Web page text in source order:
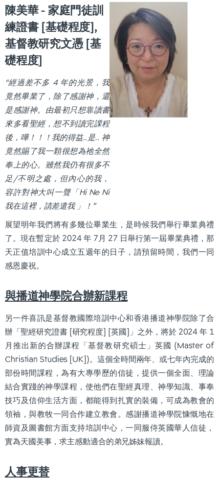
陳美華 - 家庭門徒訓
練證書 [基礎程度],
基督教研究文憑 [基
礎程度]
“經過差不多 4 年的光景，我
竟然畢業了，除了感謝神，還
是感謝神。由最初只想靠讀書
來多看聖經，想不到讀完課程
後，嘩！！！我的得益‥是‥ 神
竟然賜了我一顆很想為祂全然
奉上的心。雖然我仍有很多不
足/不明之處，但內心的我，
容許對神大叫一聲「Hi Ne Ni
我在這裡，請差遣我 」！”
展望明年我們將有多幾位畢業生，是時候我們舉行畢業典禮
了。現在暫定於 2024 年 7月 27 日舉行第一屆畢業典禮，那
天正值培訓中心成立五週年的日子，請預留時間，我們一同
感恩慶祝。
與播道神學院合辦新課程
另一件喜訊是基督教國際培訓中心和香港播道神學院除了合
辦「聖經研究證書 [研究程度] [英國]」之外，將於 2024 年 1
月推出新的合辦課程「基督教研究碩士」英國 (Master of
Christian Studies [UK])。這個全時間兩年、或七年內完成的
部份時間課程，為有大專學歷的信徒，提供一個全面、理論
結合實踐的神學課程，使他們在聖經真理、神學知識、事奉
技巧及信仰生活方面，都能得到扎實的裝備，可成為教會的
領袖，與教牧一同合作建立教會。感謝播道神學院慷慨地在
師資及圖書館方面支持培訓中心，一同服侍英國華人信徒，
實為天國美事，求主感動適合的弟兄姊妹報讀。
人事更替